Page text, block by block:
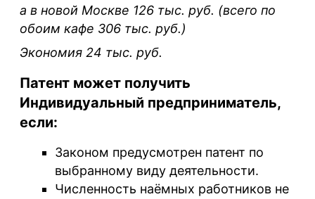
а в новой Москве 126 тыс. руб. (всего по
обоим кафе 306 тыс. руб.)
Экономия 24 тыс. руб.
Патент может получить
Индивидуальный предприниматель,
если:
Законом предусмотрен патент по
выбранному виду деятельности.
Численность наёмных работников не